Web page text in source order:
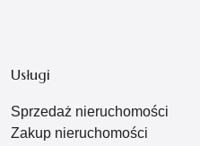
Usługi
Sprzedaż nieruchomości
Zakup nieruchomości